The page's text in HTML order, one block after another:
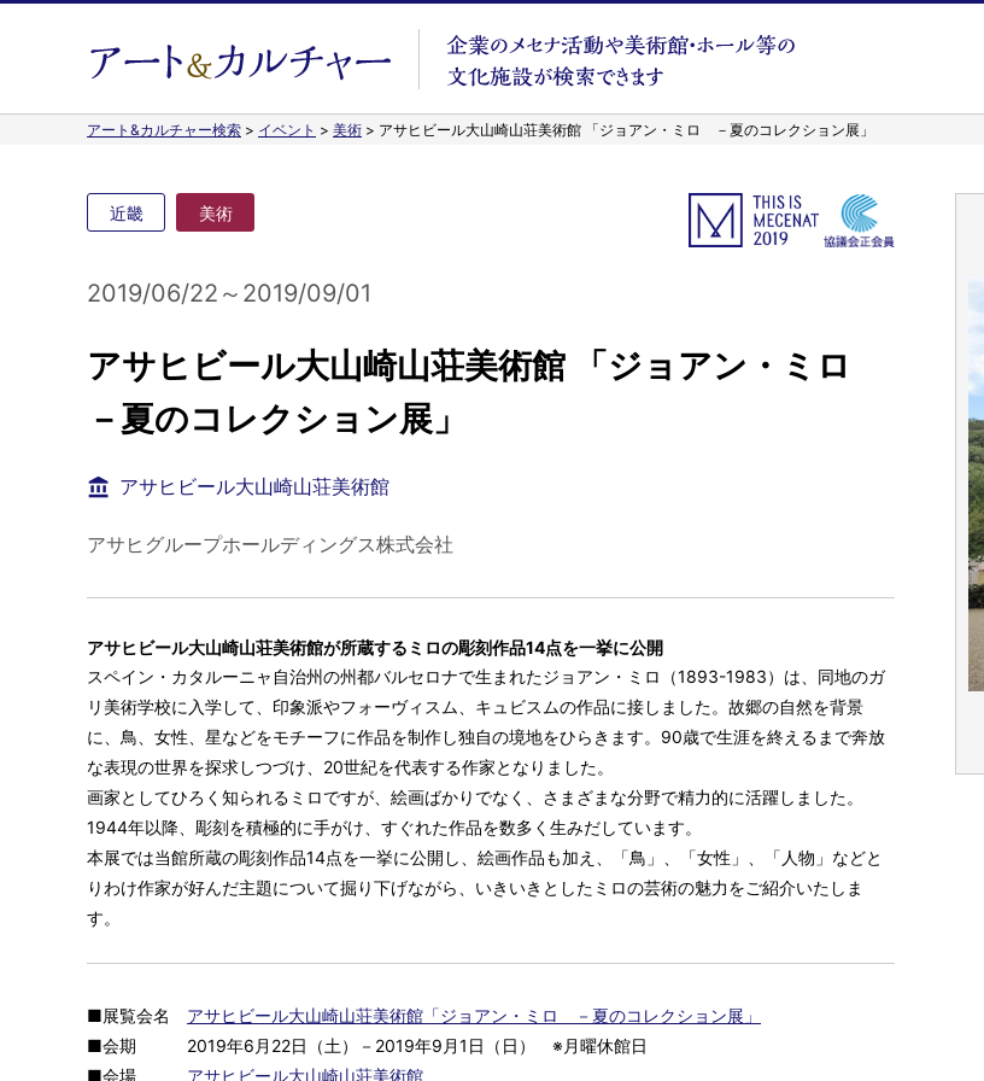
アート&カルチャー検索 > イベント > 美術 > アサヒビール大山崎山荘美術館 「ジョアン・ミロ －夏のコレクション展」
近畿 美術
2019/06/22～2019/09/01
アサヒビール大山崎山荘美術館 「ジョアン・ミロ
－夏のコレクション展」
アサヒビール大山崎山荘美術館
アサヒグループホールディングス株式会社
アサヒビール大山崎山荘美術館が所蔵するミロの彫刻作品14点を一挙に公開
スペイン・カタルーニャ自治州の州都バルセロナで生まれたジョアン・ミロ（1893-1983）は、同地のガ
リ美術学校に入学して、印象派やフォーヴィスム、キュビスムの作品に接しました。故郷の自然を背景
に、鳥、女性、星などをモチーフに作品を制作し独自の境地をひらきます。90歳で生涯を終えるまで奔放
な表現の世界を探求しつづけ、20世紀を代表する作家となりました。
画家としてひろく知られるミロですが、絵画ばかりでなく、さまざまな分野で精力的に活躍しました。
1944年以降、彫刻を積極的に手がけ、すぐれた作品を数多く生みだしています。
本展では当館所蔵の彫刻作品14点を一挙に公開し、絵画作品も加え、「鳥」、「女性」、「人物」などと
りわけ作家が好んだ主題について掘り下げながら、いきいきとしたミロの芸術の魅力をご紹介いたしま
す。
■展覧会名 アサヒビール大山崎山荘美術館「ジョアン・ミロ －夏のコレクション展」
■会期 2019年6月22日（土）－2019年9月1日（日） ※月曜休館日
■会場 アサヒビール大山崎山荘美術館